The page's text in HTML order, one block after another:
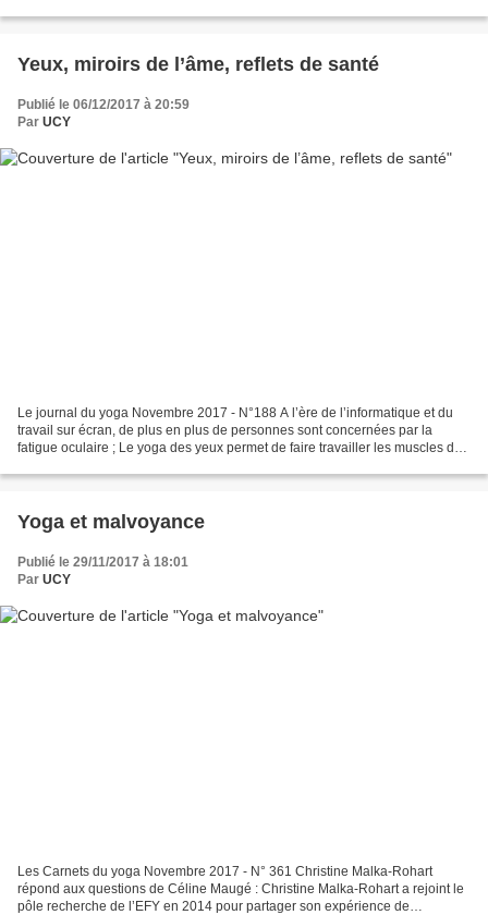
Yeux, miroirs de l’âme, reflets de santé
Publié le 06/12/2017 à 20:59
Par UCY
Le journal du yoga Novembre 2017 - N°188 A l’ère de l’informatique et du
travail sur écran, de plus en plus de personnes sont concernées par la
fatigue oculaire ; Le yoga des yeux permet de faire travailler les muscles de
Yoga et malvoyance
Publié le 29/11/2017 à 18:01
Par UCY
Les Carnets du yoga Novembre 2017 - N° 361 Christine Malka-Rohart
répond aux questions de Céline Maugé : Christine Malka-Rohart a rejoint le
pôle recherche de l’EFY en 2014 pour partager son expérience de